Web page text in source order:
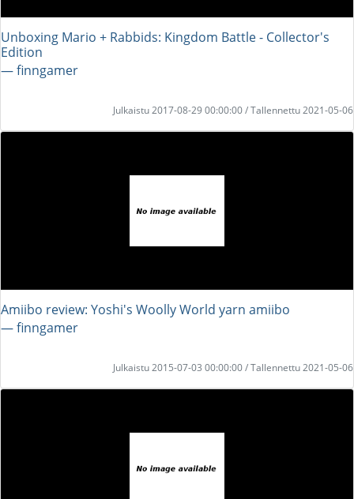
Unboxing Mario + Rabbids: Kingdom Battle - Collector's
Edition
― finngamer
Julkaistu 2017-08-29 00:00:00 / Tallennettu 2021-05-06
Amiibo review: Yoshi's Woolly World yarn amiibo
― finngamer
Julkaistu 2015-07-03 00:00:00 / Tallennettu 2021-05-06